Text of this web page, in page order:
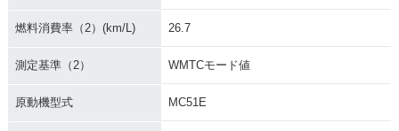
燃料消費率（2）(km/L) 26.7
測定基準（2） WMTCモード値
原動機型式 MC51E